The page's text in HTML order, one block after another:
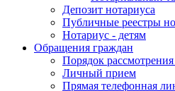
Депозит нотариуса
Публичные реестры
Нотариус - детям
Обращения граждан
Порядок
Личный прием
Прямая телефонная